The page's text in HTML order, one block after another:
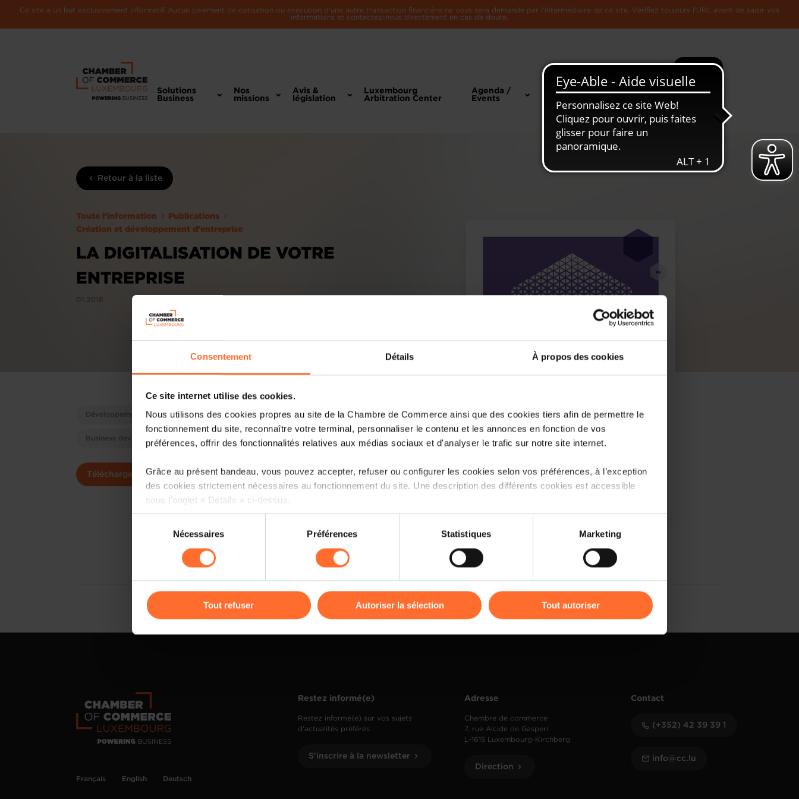
Consentement Détails À propos des cookies
Ce site internet utilise des cookies.
Nous utilisons des cookies propres au site de la Chambre de Commerce ainsi que des cookies tiers afin de permettre le
fonctionnement du site, reconnaître votre terminal, personnaliser le contenu et les annonces en fonction de vos
préférences, offrir des fonctionnalités relatives aux médias sociaux et d'analyser le trafic sur notre site internet.
Grâce au présent bandeau, vous pouvez accepter, refuser ou configurer les cookies selon vos préférences, à l’exception
des cookies strictement nécessaires au fonctionnement du site. Une description des différents cookies est accessible
sous l’onglet « Détails » ci-dessus.
Il est précisé que la navigation sur le site et certaines fonctionnalités (ex : lecture de vidéos, partage sur les réseaux
cas de refus de tous les cookies ou des cookies non nécessaires.
gauche de chaque page.
consentement
Nécessaires Préférences Statistiques Marketing
Tout refuser Autoriser la sélection Tout autoriser
Ce site a un but exclusivement informatif. Aucun paiement de cotisation ou exécution d'une autre transaction financière ne vous sera demandé par l'intermédiaire de ce site. Vérifiez toujours l'URL avant de saisir vos
informations et contactez-nous directement en cas de doute.
Recherche Plus
Solutions
Business
Nos
missions
Avis &
législation
Luxembourg
Arbitration Center
Agenda /
Events
Toute
L'Economie
Retour à la liste
Toute l'information
Publications
Création et développement d’entreprise
LA DIGITALISATION DE VOTRE
ENTREPRISE
Développement d'entreprises Unternehmensentwicklung
Business development
Télécharger
PDF, 488.3 Ko
Français English Deutsch
Restez informé(e)
Restez informé(e) sur vos sujets
d’actualités préférés.
S'inscrire à la newsletter
Adresse
Chambre de commerce
7, rue Alcide de Gasperi
L-1615 Luxembourg-Kirchberg
Direction
Contact
(+352) 42 39 39 1
info@cc.lu